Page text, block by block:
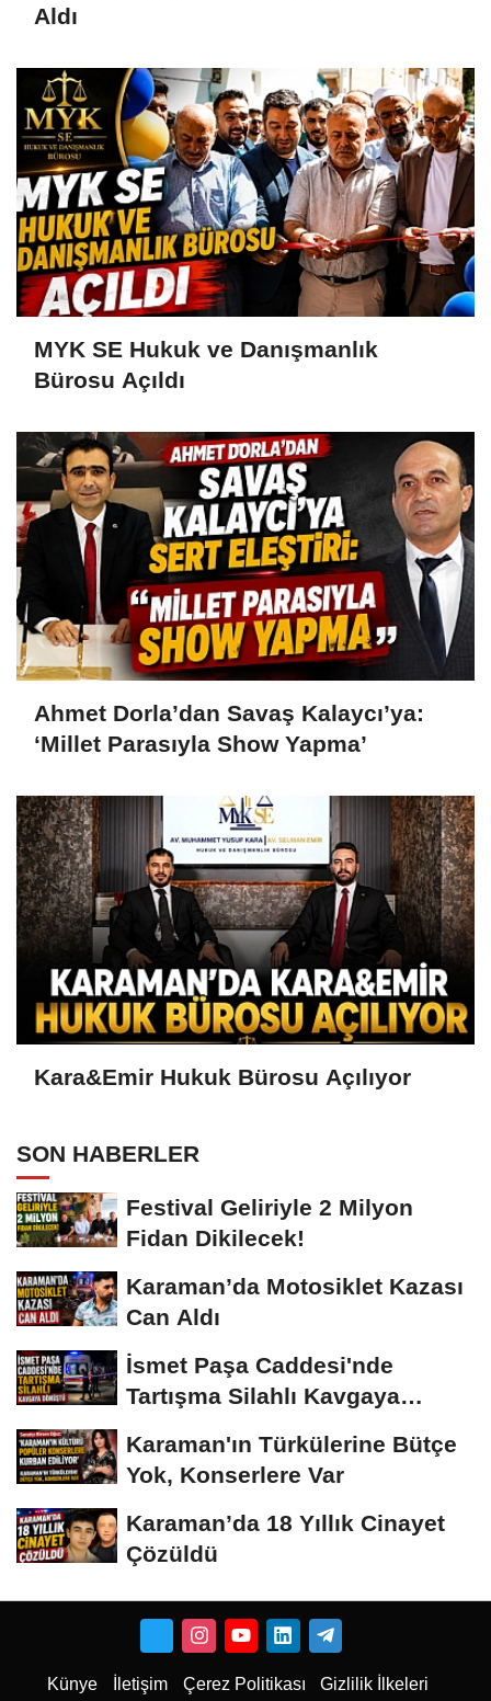
Aldı
MYK SE Hukuk ve Danışmanlık
Bürosu Açıldı
Ahmet Dorla’dan Savaş Kalaycı’ya:
‘Millet Parasıyla Show Yapma’
Kara&Emir Hukuk Bürosu Açılıyor
SON HABERLER
Festival Geliriyle 2 Milyon
Fidan Dikilecek!
Karaman’da Motosiklet Kazası
Can Aldı
İsmet Paşa Caddesi'nde
Tartışma Silahlı Kavgaya
Karaman'ın Türkülerine Bütçe
Yok, Konserlere Var
Karaman’da 18 Yıllık Cinayet
Çözüldü
Künye İletişim Çerez Politikası Gizlilik İlkeleri